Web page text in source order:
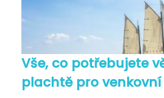
Vše, co potřebujete
plachtě pro